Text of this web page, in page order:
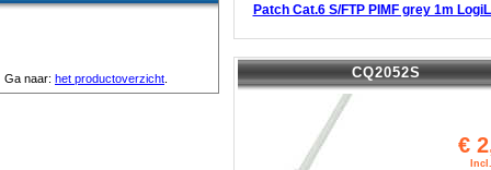
Patch Cat.6 S/FTP PIMF grey 1m
CQ2052S
€
Ga naar: het productoverzicht